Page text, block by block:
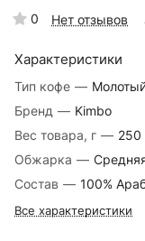
0 Нет отзывов
Характеристики
Тип кофе —
Бренд — Kimbo
Вес товара, г — 250
Обжарка —
Состав — 100%
Все характеристики